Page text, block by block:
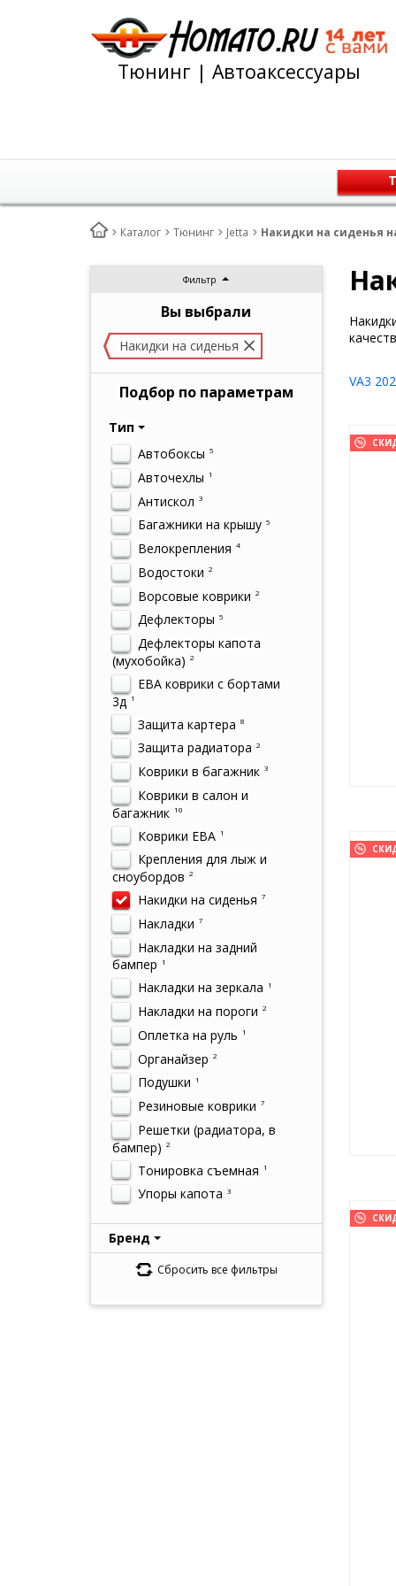
Тюнинг | Автоаксессуары
Каталог Тюнинг Jetta Накидки на сиденья
Фильтр
Вы выбрали
Накидки на сиденья
Подбор по параметрам
Тип
Автобоксы 5
Авточехлы 1
Антискол 3
Багажники на крышу 5
Велокрепления 4
Водостоки 2
Ворсовые коврики 2
Дефлекторы 5
Дефлекторы капота
(мухобойка) 2
ЕВА коврики с бортами
3д
1
Защита картера 8
Защита радиатора 2
Коврики в багажник 3
Коврики в салон и
багажник 10
Коврики ЕВА 1
Крепления для лыж и
сноубордов 2
Накидки на сиденья 7
Накладки 7
Накладки на задний
бампер
1
Накладки на зеркала 1
Накладки на пороги 2
Оплетка на руль 1
Органайзер 2
Подушки 1
Резиновые коврики 7
Решетки (радиатора, в
бампер) 2
Тонировка съемная 1
Упоры капота 3
Бренд
Сбросить все фильтры
VA3